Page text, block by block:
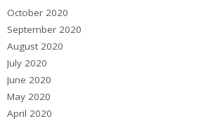
October 2020
September 2020
August 2020
July 2020
June 2020
May 2020
April 2020